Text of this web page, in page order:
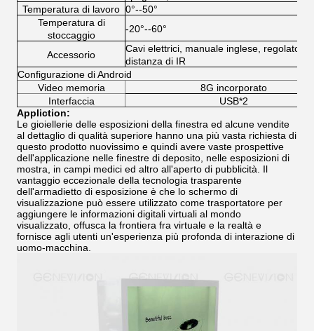
Temperatura di lavoro 0°--50°
Temperatura di
stoccaggio
-20°--60°
Accessorio
Cavi elettrici, manuale inglese, regolatore
distanza di IR
Configurazione di Android
Video memoria
8G incorporato
Interfaccia
USB*2
Appliction:
Le gioiellerie delle esposizioni della finestra ed alcune vendite
al dettaglio di qualità superiore hanno una più vasta richiesta di
questo prodotto nuovissimo e quindi avere vaste prospettive
dell'applicazione nelle finestre di deposito, nelle esposizioni di
mostra, in campi medici ed altro all'aperto di pubblicità. Il
vantaggio eccezionale della tecnologia trasparente
dell'armadietto di esposizione è che lo schermo di
visualizzazione può essere utilizzato come trasportatore per
aggiungere le informazioni digitali virtuali al mondo
visualizzato, offusca la frontiera fra virtuale e la realtà e
fornisce agli utenti un'esperienza più profonda di interazione di
uomo-macchina.